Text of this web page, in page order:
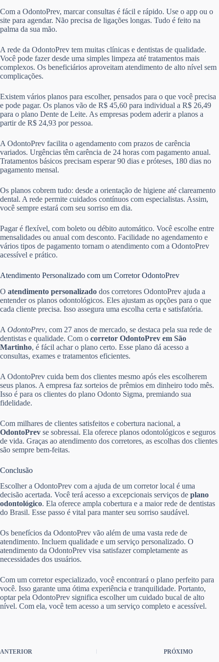
Com a OdontoPrev, marcar consultas é fácil e rápido. Use o app ou o
site para agendar. Não precisa de ligações longas. Tudo é feito na
palma da sua mão.
A rede da OdontoPrev tem muitas clínicas e dentistas de qualidade.
Você pode fazer desde uma simples limpeza até tratamentos mais
complexos. Os beneficiários aproveitam atendimento de alto nível sem
complicações.
Existem vários planos para escolher, pensados para o que você precisa
e pode pagar. Os planos vão de R$ 45,60 para individual a R$ 26,49
para o plano Dente de Leite. As empresas podem aderir a planos a
partir de R$ 24,93 por pessoa.
A OdontoPrev facilita o agendamento com prazos de carência
variados. Urgências têm carência de 24 horas com pagamento anual.
Tratamentos básicos precisam esperar 90 dias e próteses, 180 dias no
pagamento mensal.
Os planos cobrem tudo: desde a orientação de higiene até clareamento
dental. A rede permite cuidados contínuos com especialistas. Assim,
você sempre estará com seu sorriso em dia.
Pagar é flexível, com boleto ou débito automático. Você escolhe entre
mensalidades ou anual com desconto. Facilidade no agendamento e
vários tipos de pagamento tornam o atendimento com a OdontoPrev
acessível e prático.
Atendimento Personalizado com um Corretor OdontoPrev
O atendimento personalizado dos corretores OdontoPrev ajuda a
entender os planos odontológicos. Eles ajustam as opções para o que
cada cliente precisa. Isso assegura uma escolha certa e satisfatória.
A OdontoPrev, com 27 anos de mercado, se destaca pela sua rede de
dentistas e qualidade. Com o corretor OdontoPrev em São
Martinho, é fácil achar o plano certo. Esse plano dá acesso a
consultas, exames e tratamentos eficientes.
A OdontoPrev cuida bem dos clientes mesmo após eles escolherem
seus planos. A empresa faz sorteios de prêmios em dinheiro todo mês.
Isso é para os clientes do plano Odonto Sigma, premiando sua
fidelidade.
Com milhares de clientes satisfeitos e cobertura nacional, a
OdontoPrev se sobressai. Ela oferece planos odontológicos e seguros
de vida. Graças ao atendimento dos corretores, as escolhas dos clientes
são sempre bem-feitas.
Conclusão
Escolher a OdontoPrev com a ajuda de um corretor local é uma
decisão acertada. Você terá acesso a excepcionais serviços de plano
odontológico. Ela oferece ampla cobertura e a maior rede de dentistas
do Brasil. Esse passo é vital para manter seu sorriso saudável.
Os benefícios da OdontoPrev vão além de uma vasta rede de
atendimento. Incluem qualidade e um serviço personalizado. O
atendimento da OdontoPrev visa satisfazer completamente as
necessidades dos usuários.
Com um corretor especializado, você encontrará o plano perfeito para
você. Isso garante uma ótima experiência e tranquilidade. Portanto,
optar pela OdontoPrev significa escolher um cuidado bucal de alto
nível. Com ela, você tem acesso a um serviço completo e acessível.
ANTERIOR PRÓXIMO